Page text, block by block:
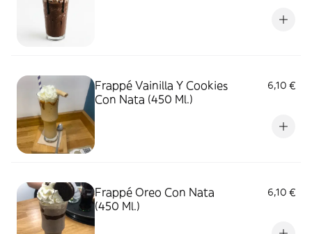
Frappé Vainilla Y Cookies
Con Nata (450 Ml.)
6,10 €
Frappé Oreo Con Nata
(450 Ml.)
6,10 €